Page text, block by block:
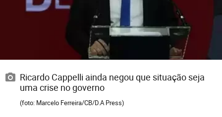
Ricardo Cappelli ainda negou que situação seja
uma crise no governo
(foto: Marcelo Ferreira/CB/D.A Press)